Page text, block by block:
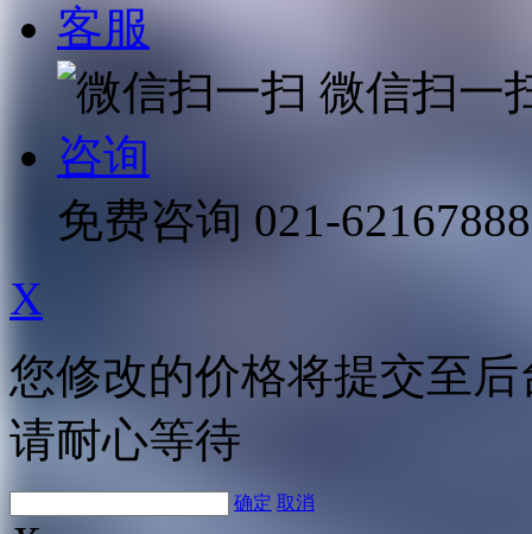
客服
微信扫一
咨询
免费咨询 021-62167888
X
您修改的价格将提交至
请耐心等待
确定 取消